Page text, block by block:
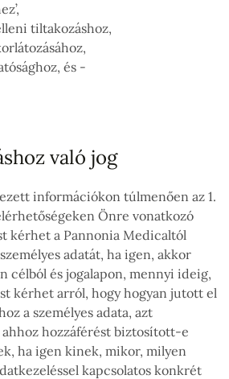
tiltakozáshoz,
és -
való jog
információkon túlmenően az 1.
Önre vonatkozó
kérhet a Pannonia Medicaltól
adatát, ha igen, akkor
célból és jogalapon, mennyi ideig,
kérhet arról, hogy hogyan jutott el
a személyes adata, azt
hozzáférést biztosított-e
ha igen kinek, mikor, milyen
kapcsolatos konkrét